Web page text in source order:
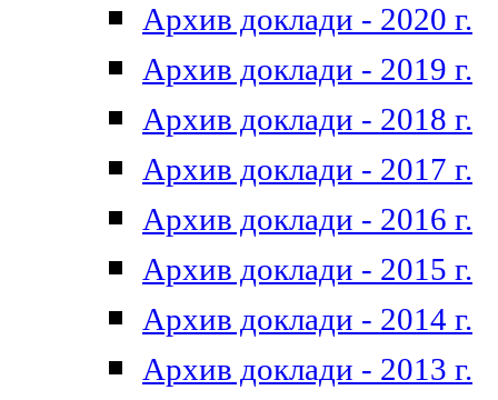
Архив доклади - 2020 г.
Архив доклади - 2019 г.
Архив доклади - 2018 г.
Архив доклади - 2017 г.
Архив доклади - 2016 г.
Архив доклади - 2015 г.
Архив доклади - 2014 г.
Архив доклади - 2013 г.